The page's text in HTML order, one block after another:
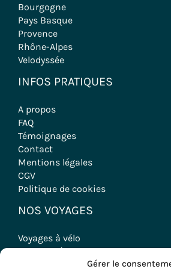
Gérer le
Bourgogne
Pays Basque
Provence
Rhône-Alpes
Velodyssée
INFOS PRATIQUES
A propos
FAQ
Témoignages
Contact
Mentions légales
CGV
Politique de cookies
NOS VOYAGES
Voyages à vélo
Randonnées
Séjours Oenologiques